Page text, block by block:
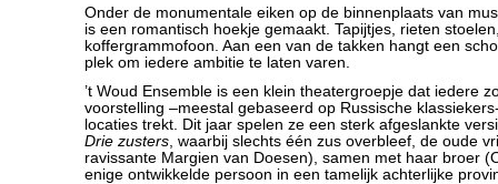
Onder de monumentale eiken op de binnenplaats van
is een romantisch hoekje gemaakt. Tapijtjes, rieten
koffergrammofoon. Aan een van de takken hangt een
plek om iedere ambitie te laten varen.
’t Woud Ensemble is een klein theatergroepje dat iedere
voorstelling –meestal gebaseerd op Russische
locaties trekt. Dit jaar spelen ze een sterk afgeslankte
Drie zusters, waarbij slechts één zus overbleef, de oude
ravissante Margien van Doesen), samen met haar broer
enige ontwikkelde persoon in een tamelijk achterlijke